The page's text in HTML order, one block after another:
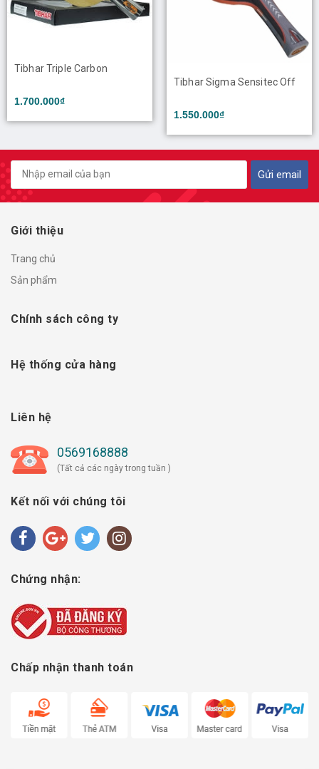
Tibhar Triple Carbon
1.700.000₫
Tibhar Sigma Sensitec Off
1.550.000₫
Gửi email
Giới thiệu
Trang chủ
Sản phẩm
Chính sách công ty
Hệ thống cửa hàng
Liên hệ
0569168888
(Tất cả các ngày trong tuần )
Kết nối với chúng tôi
Chứng nhận:
Chấp nhận thanh toán